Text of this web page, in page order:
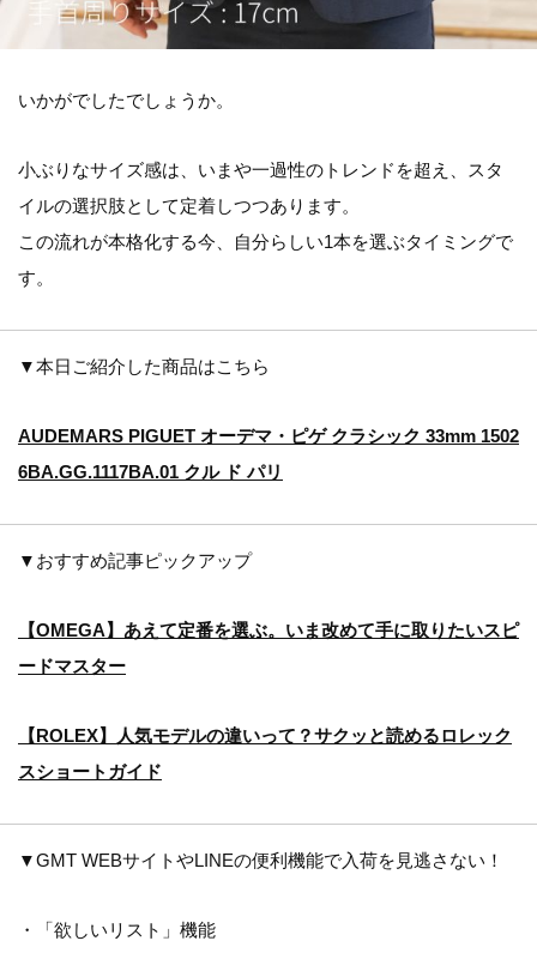
いかがでしたでしょうか。
小ぶりなサイズ感は、いまや一過性のトレンドを超え、スタ
イルの選択肢として定着しつつあります。
この流れが本格化する今、自分らしい1本を選ぶタイミングで
す。
▼本日ご紹介した商品はこちら
AUDEMARS PIGUET オーデマ・ピゲ クラシック 33mm 1502
6BA.GG.1117BA.01 クル ド パリ
▼おすすめ記事ピックアップ
【OMEGA】あえて定番を選ぶ。いま改めて手に取りたいスピ
ードマスター
【ROLEX】人気モデルの違いって？サクッと読めるロレック
スショートガイド
▼GMT WEBサイトやLINEの便利機能で入荷を見逃さない！
・「欲しいリスト」機能